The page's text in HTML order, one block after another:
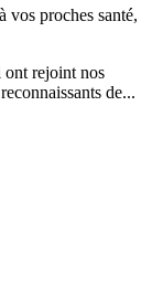
vos proches santé,
ont rejoint nos
de...